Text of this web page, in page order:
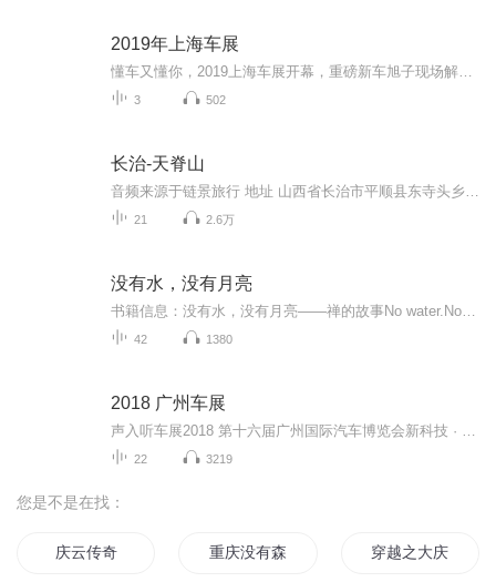
2019年上海车展
3 502
长治-天脊山
21 2.6万
没有水，没有月亮
42 1380
2018 广州车展
22 3219
您是不是在找：
庆云传奇 重庆没有森林 穿越之大庆帝国